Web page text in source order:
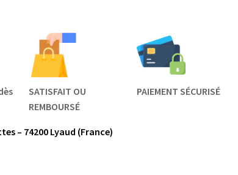
SATISFAIT OU
REMBOURSÉ
PAIEMENT SÉCURISÉ
– 74200 Lyaud (France)